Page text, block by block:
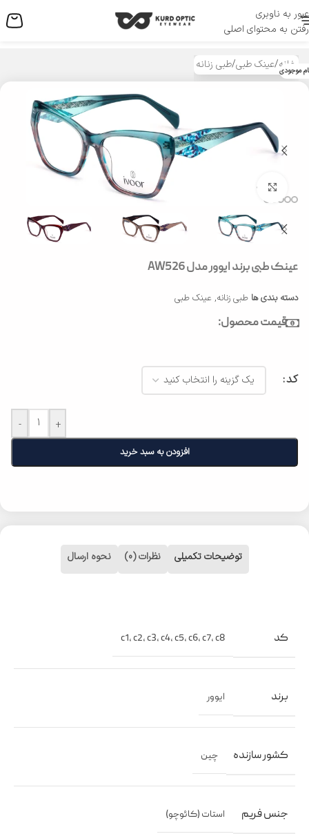
عبور به ناوبری
رفتن به محتوای اصلی
منو
خانه/عینک طبی/طبی زنانه موجودی
بزرگنمایی تصویر
عینک طبی برند ایوور مدل AW526
دسته بندی ها طبی زنانه, عینک طبی
قیمت محصول:
کد
- +
افزودن به سبد خرید
توضیحات تکمیلی نظرات (0) نحوه ارسال
کد c1,c2,c3,c4,c5,c6,c7,c8
برند ایوور
کشور سازنده چین
جنس فریم استات (کائوچو)